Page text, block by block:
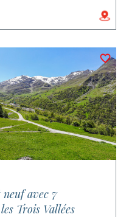
avec 7
Trois Vallées